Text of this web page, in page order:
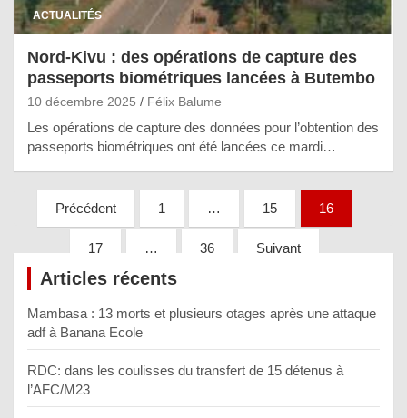
ACTUALITÉS
Nord-Kivu : des opérations de capture des
passeports biométriques lancées à Butembo
10 décembre 2025 Félix Balume
Les opérations de capture des données pour l’obtention des
passeports biométriques ont été lancées ce mardi…
Pagination
des
publications
Précédent 1 … 15 16
17 … 36 Suivant
Articles récents
Mambasa : 13 morts et plusieurs otages après une attaque
adf à Banana Ecole
RDC: dans les coulisses du transfert de 15 détenus à
l’AFC/M23